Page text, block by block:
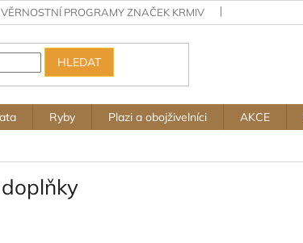
VĚRNOSTNÍ PROGRAMY ZNAČEK KRMIV
HLEDAT
Ryby Plazi a obojživelníci AKCE